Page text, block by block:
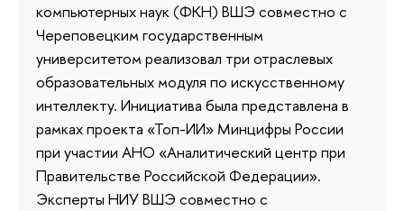
компьютерных наук (ФКН) ВШЭ совместно с
Череповецким государственным
университетом реализовал три отраслевых
образовательных модуля по искусственному
интеллекту. Инициатива была представлена в
рамках проекта «Топ-ИИ» Минцифры России
при участии АНО «Аналитический центр при
Правительстве Российской Федерации».
Эксперты НИУ ВШЭ совместно с